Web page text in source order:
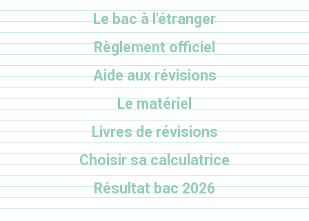
Le bac à l'étranger
Règlement officiel
Aide aux révisions
Le matériel
Livres de révisions
Choisir sa calculatrice
Résultat bac 2026